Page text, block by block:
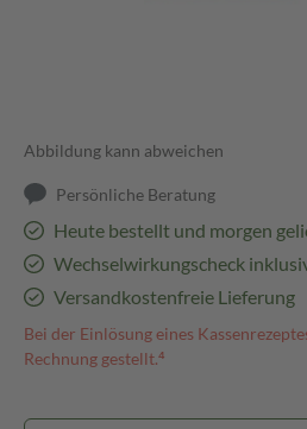
Abbildung kann abweichen
Persönliche Beratung
Heute bestellt und morgen
Wechselwirkungscheck
Versandkostenfreie Lieferung
Bei der Einlösung eines
Rechnung gestellt.⁴